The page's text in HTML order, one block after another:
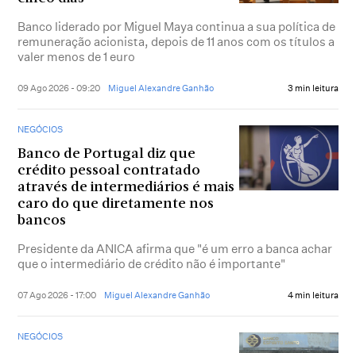
Banco liderado por Miguel Maya continua a sua política de
remuneração acionista, depois de 11 anos com os títulos a
valer menos de 1 euro
09 Ago 2026 - 09:20 Miguel Alexandre Ganhão 3 min leitura
NEGÓCIOS
Banco de Portugal diz que
crédito pessoal contratado
através de intermediários é mais
caro do que diretamente nos
bancos
Presidente da ANICA afirma que "é um erro a banca achar
que o intermediário de crédito não é importante"
07 Ago 2026 - 17:00 Miguel Alexandre Ganhão 4 min leitura
NEGÓCIOS